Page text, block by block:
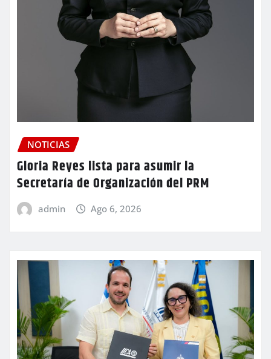
NOTICIAS
Gloria Reyes lista para asumir la
Secretaría de Organización del PRM
admin Ago 6, 2026